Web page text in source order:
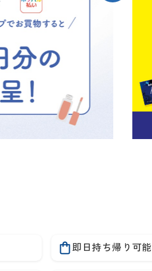
即日持ち帰り可能